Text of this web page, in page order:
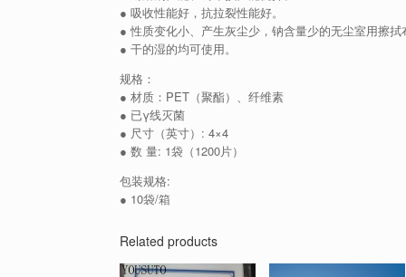
● 吸收性能好，抗拉裂性能好。
● 性质变化小、产生灰尘少，钠含量少的无尘室用擦拭
● 干的湿的均可使用。
规格：
● 材质：PET（聚酯）、纤维素
● 已γ线灭菌
● 尺寸（英寸）: 4×4
● 数 量: 1袋（1200片）
包装规格:
● 10袋/箱
Related products